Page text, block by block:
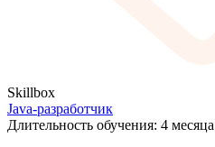
Skillbox
Java-разработчик
Длительность обучения: 4 месяца